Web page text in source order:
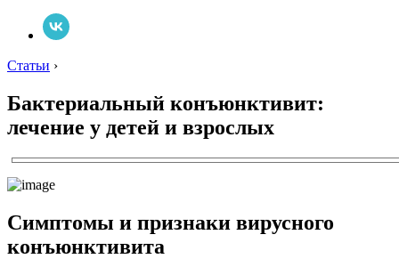
Статьи ›
Бактериальный конъюнктивит:
лечение у детей и взрослых
Симптомы и признаки вирусного
конъюнктивита